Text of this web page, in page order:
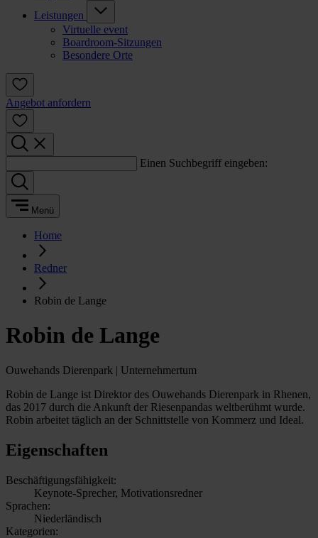
Leistungen
Virtuelle event
Boardroom-Sitzungen
Besondere Orte
Angebot anfordern
Einen Suchbegriff eingeben:
Menü
Home
Redner
Robin de Lange
Robin de Lange
Ouwehands Dierenpark | Unternehmertum
Robin de Lange ist Direktor des Ouwehands Dierenpark in Rhenen,
das 2017 durch die Ankunft der Riesenpandas weltberühmt wurde.
Robin arbeitet täglich an der Schnittstelle von Kommerz und Ideal.
Eigenschaften
Beschäftigungsfähigkeit:
Keynote-Sprecher, Motivationsredner
Sprachen:
Niederländisch
Kategorien: